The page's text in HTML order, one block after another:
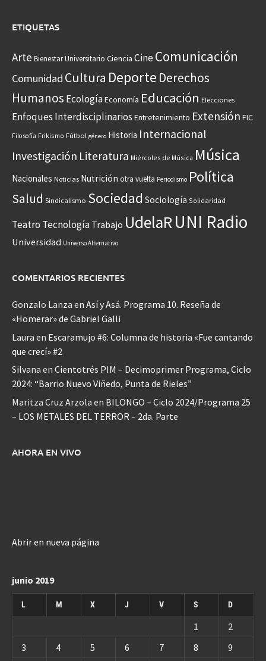
ETIQUETAS
Arte Bienestar Universitario Ciencia CineComunicación
Comunidad Cultura Deporte Derechos
Humanos EcologíaEconomía Educación Elecciones
Enfoques Interdisciplinarios Entretenimiento Extensión FIC
Filosofía Frikismo Fútbol género Historia Internacional
Investigación Literatura Miércoles de Música Música
Nacionales Noticias Nutrición otra vuelta Periodismo Política
Salud Sindicalismo Sociedad Sociología Solidaridad
Teatro Tecnología Trabajo UdelaRUNI Radio
Universidad Universo Alternativo
COMENTARIOS RECIENTES
Gonzalo Lanza en Así y Asá. Programa 10. Reseña de
«Homerar» de Gabriel Galli
Laura en Escaramujo #6: Columna de historia «Fue cantando
que crecí» #2
Silvana en Cientotrés PIM – Decimoprimer Programa, Ciclo
2024: “Barrio Nuevo Viñedo, Punta de Rieles”
Maritza Cruz Arzola en BILONGO – Ciclo 2024/Programa 25
– LOS METALES DEL TERROR – 2da. Parte
AHORA EN VIVO
Abrir en nueva página
junio 2019
L M X J V S D
1
2
3
4 5 6 7 8
9